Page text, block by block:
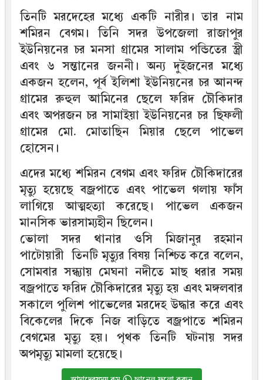
তিনটি মরদেহের মধ্যে একটি নারীর। তার নাম
শমিরন বেগম। তিনি সদর উপজেলা রাজাপুর
ইউনিয়নের চর মনসা গ্রামের সালাম পন্ডিতের স্ত্রী
এবং ৬ সন্তানের জননী। অন্য দুইজনের মধ্যে
একজন হলেন, পূর্ব ইলিশা ইউনিয়নের চর আনন্দ
গ্রামের রুহুল আমিনের ছেলে ফরিদ চৌকিদার
এবং অপরজন চর সামাইয়া ইউনিয়নের চর ছিফলী
গ্রামের মো. মোতাছিন মিয়ার ছেলে পাভেল
হোসেন।
এদের মধ্যে শমিরন বেগম এবং ফরিদ চৌকিদারের
মৃত্যু হয়েছে বজ্রপাতে এবং পাভেল গলায় ফাঁস
লাগিয়ে আত্মহত্যা করেছে। পাভেল একজন
মানসিক ভারসাম্যহীন ছিলেন।
ভোলা সদর থানার ওসি মিজানুর রহমান
পাটোয়ারী তিনটি মৃত্যুর বিষয় নিশ্চিত করে বলেন,
সোমবার সন্ধ্যায় মেঘনা নদীতে মাছ ধরার সময়
বজ্রপাতে ফরিদ চৌকিদারের মৃত্যু হয় এবং মঙ্গলবার
সকালে পুলিশ পাভেলের মরদেহ উদ্ধার করে এবং
বিকেলের দিকে নিজ বাড়িতে বজ্রপাতে শমিরন
বেগমের মৃত্যু হয়। পৃথক তিনটি ঘটনায় সদর
অপমৃত্যু মামলা হয়েছে।